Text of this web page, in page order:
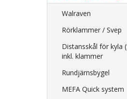
Walraven
Rörklammer / Svep
Distansskål för kyla
inkl. klammer
Rundjärnsbygel
MEFA Quick system